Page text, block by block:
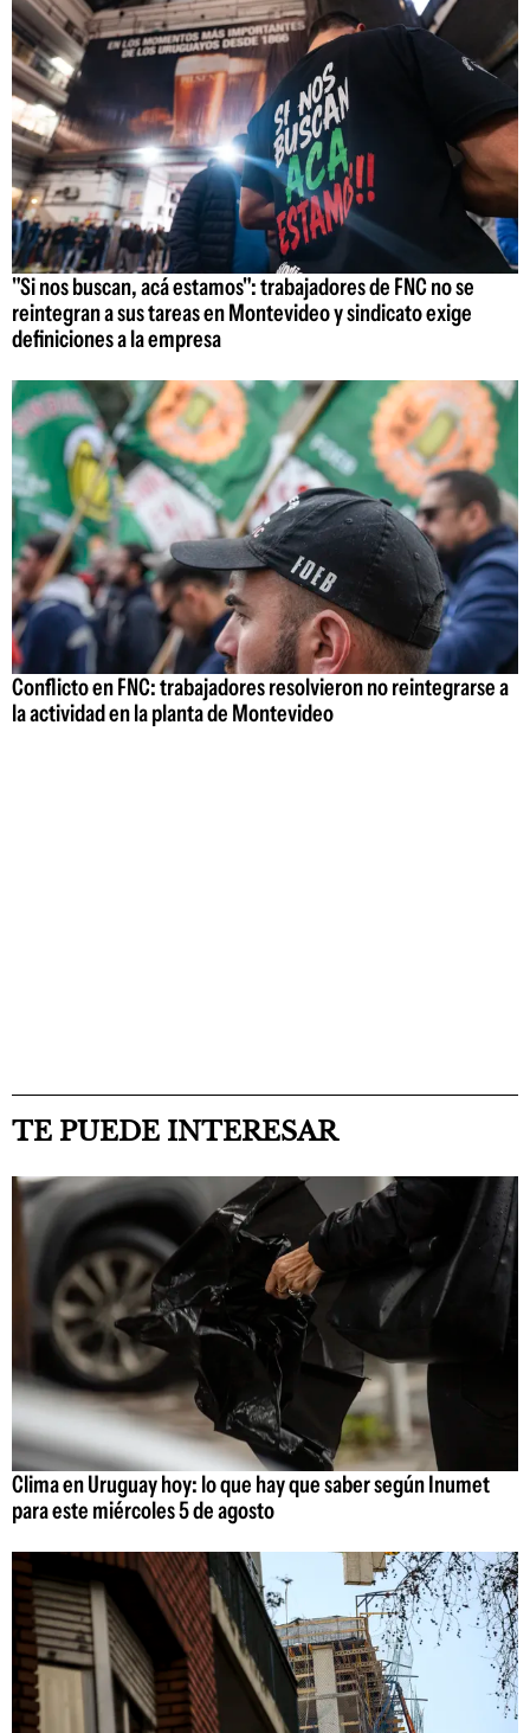
"Si nos buscan, acá estamos": trabajadores de FNC no se
reintegran a sus tareas en Montevideo y sindicato exige
definiciones a la empresa
Conflicto en FNC: trabajadores resolvieron no reintegrarse a
la actividad en la planta de Montevideo
TE PUEDE INTERESAR
Clima en Uruguay hoy: lo que hay que saber según Inumet
para este miércoles 5 de agosto